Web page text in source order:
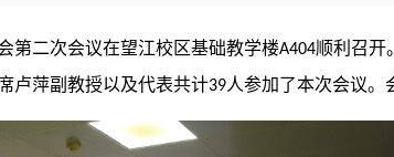
第二次会议在望江校区基础教学楼A404顺利召开
卢萍副教授以及代表共计39人参加了本次会议。